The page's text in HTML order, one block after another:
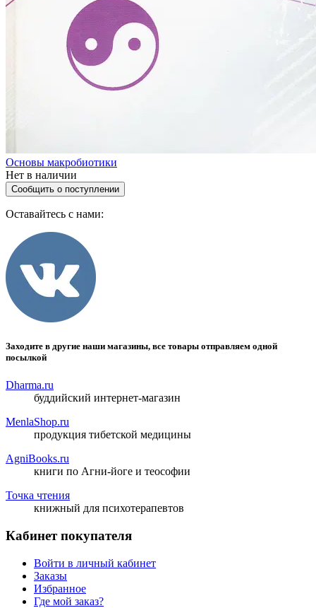
Основы макробиотики
Нет в наличии
Сообщить о поступлении
Оставайтесь с нами:
Заходите в другие наши магазины, все товары отправляем одной
посылкой
Dharma.ru
буддийский интернет-магазин
MenlaShop.ru
продукция тибетской медицины
AgniBooks.ru
книги по Агни-йоге и теософии
Точка чтения
книжный для психотерапевтов
Кабинет покупателя
Войти в личный кабинет
Заказы
Избранное
Где мой заказ?